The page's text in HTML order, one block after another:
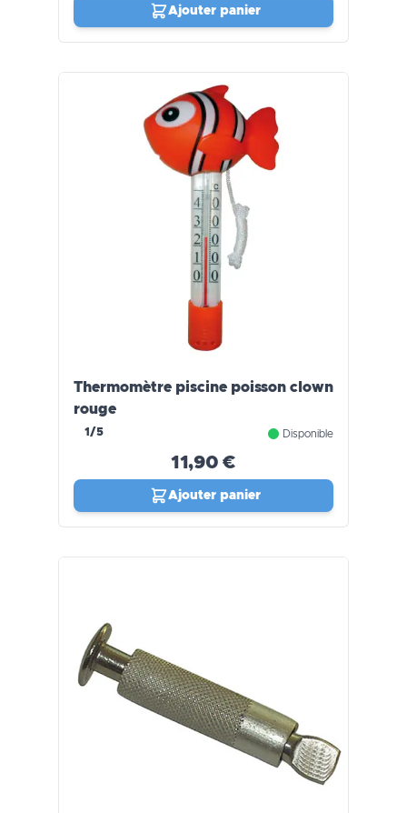
Ajouter panier
Thermomètre piscine poisson clown
rouge
1/5 Disponible
11,90 €
Ajouter panier